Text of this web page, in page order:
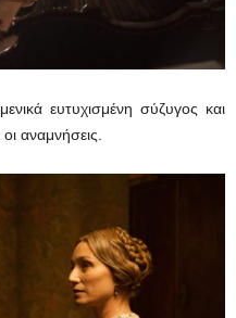
ευτυχισμένη σύζυγος και
αναμνήσεις.